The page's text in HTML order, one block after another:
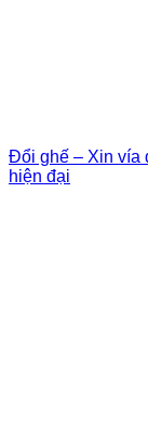
Đổi ghế – Xin vía
hiện đại